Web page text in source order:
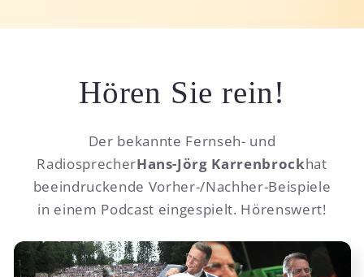
Hören Sie rein!
Der bekannte Fernseh- und
RadiosprecherHans-Jörg Karrenbrockhat
beeindruckende Vorher-/Nachher-Beispiele
in einem Podcast eingespielt. Hörenswert!